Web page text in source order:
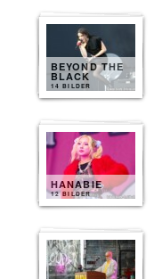
BEYOND THE
BLACK
14 BILDER
HANABIE
12 BILDER